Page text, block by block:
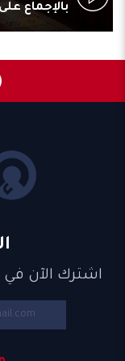
بالإجماع
اشترك الآن في